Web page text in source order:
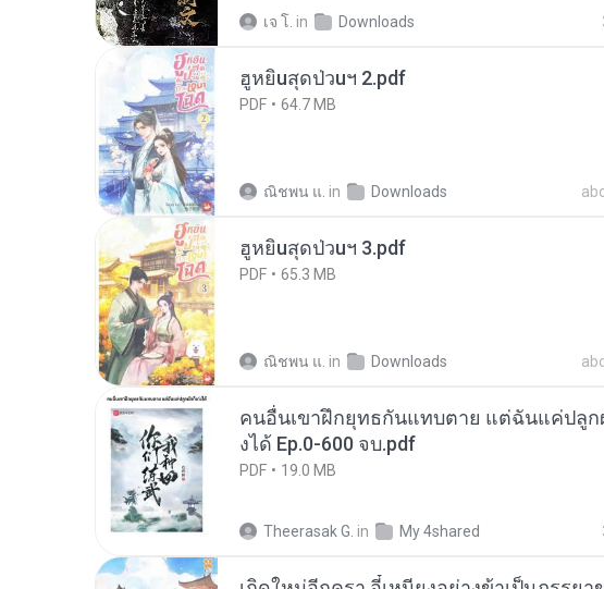
เจ โ. in Downloads
ฮูหยิuสุดป่วuฯ 2.pdf
PDF 64.7 MB
ณิชพน แ. in Downloads
ฮูหยิuสุดป่วuฯ 3.pdf
PDF 65.3 MB
ณิชพน แ. in Downloads
คนอื่นเขาฝึกยุทธกันแทบตาย แต่ฉันแค่ปลูก
งได้ Ep.0-600 จบ.pdf
PDF 19.0 MB
Theerasak G. in My 4shared